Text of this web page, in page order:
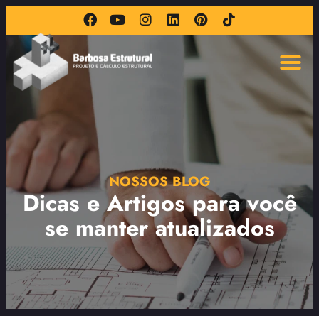
NOSSOS BLOG
Dicas e Artigos para você
se manter atualizados